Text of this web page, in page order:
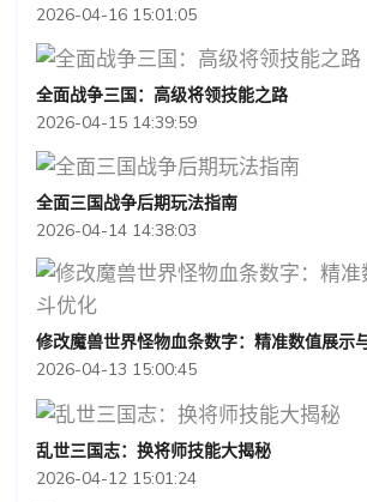
2026-04-16 15:01:05
全面战争三国：高级将领技能之路
2026-04-15 14:39:59
全面三国战争后期玩法指南
2026-04-14 14:38:03
修改魔兽世界怪物血条数字：精准数值展示
2026-04-13 15:00:45
乱世三国志：换将师技能大揭秘
2026-04-12 15:01:24